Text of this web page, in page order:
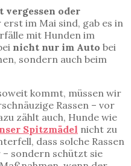
vergessen oder
erst im Mai sind, gab es in
mit Hunden im
nicht nur im Auto bei
sondern auch beim
kommt, müssen wir
Rassen – vor
zählt auch, Hunde wie
Spitzmädel nicht zu
dass solche Rassen
sondern schützt sie